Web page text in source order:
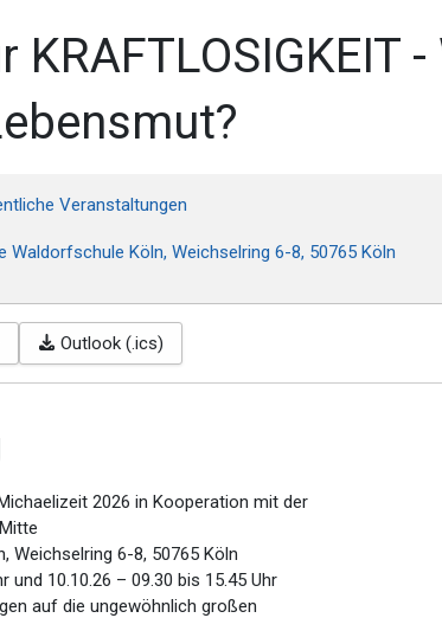
Veranstaltungen
Waldorfschule Köln, Weichselring 6-8, 50765 Köln
Outlook (.ics)
2026 in Kooperation mit der
Weichselring 6-8, 50765 Köln
und 10.10.26 – 09.30 bis 15.45 Uhr
auf die ungewöhnlich großen